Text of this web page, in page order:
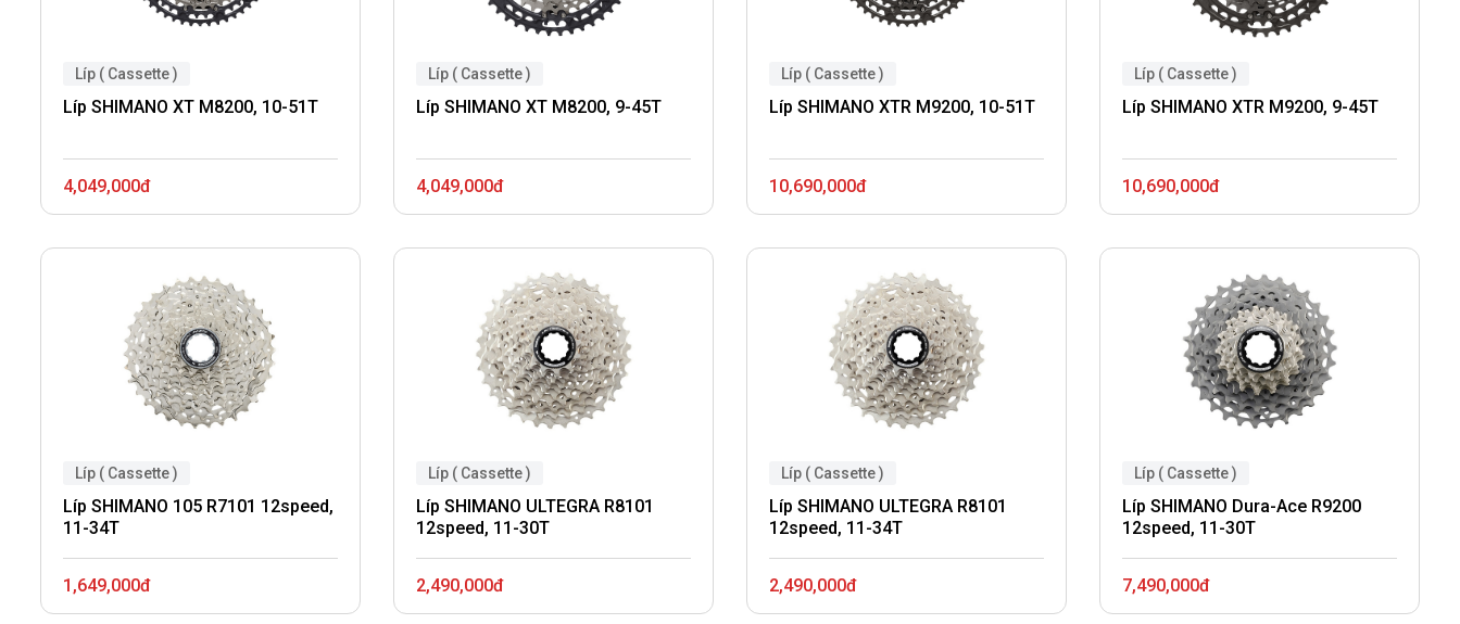
Líp ( Cassette )
Líp SHIMANO XT M8200, 10-51T
4,049,000đ
Líp ( Cassette )
Líp SHIMANO XT M8200, 9-45T
4,049,000đ
Líp ( Cassette )
Líp SHIMANO XTR M9200, 10-51T
10,690,000đ
Líp ( Cassette )
Líp SHIMANO XTR M9200, 9-45T
10,690,000đ
Líp ( Cassette )
Líp SHIMANO 105 R7101 12speed,
11-34T
1,649,000đ
Líp ( Cassette )
Líp SHIMANO ULTEGRA R8101
12speed, 11-30T
2,490,000đ
Líp ( Cassette )
Líp SHIMANO ULTEGRA R8101
12speed, 11-34T
2,490,000đ
Líp ( Cassette )
Líp SHIMANO Dura-Ace R9200
12speed, 11-30T
7,490,000đ